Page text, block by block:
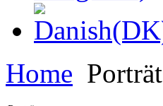
Home Porträt